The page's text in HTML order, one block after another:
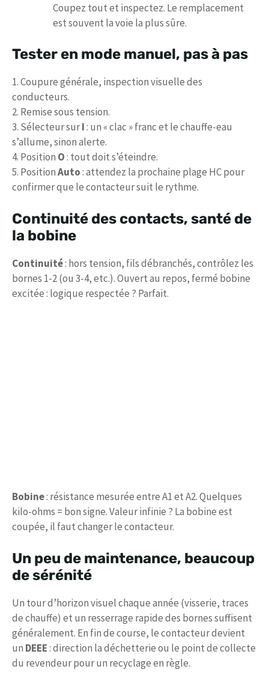
Coupez tout et inspectez. Le remplacement
est souvent la voie la plus sûre.
Tester en mode manuel, pas à pas
1. Coupure générale, inspection visuelle des
conducteurs.
2. Remise sous tension.
3. Sélecteur surI: un « clac » franc et le chauffe-eau
s’allume, sinon alerte.
4. Position O: tout doit s’éteindre.
5. PositionAuto: attendez la prochaine plage HC pour
confirmer que le contacteur suit le rythme.
Continuité des contacts, santé de
la bobine
Continuité: hors tension, fils débranchés, contrôlez les
bornes 1-2 (ou 3-4, etc.). Ouvert au repos, fermé bobine
excitée : logique respectée ? Parfait.
Bobine: résistance mesurée entre A1 et A2. Quelques
kilo-ohms = bon signe. Valeur infinie ? La bobine est
coupée, il faut changer le contacteur.
Un peu de maintenance, beaucoup
de sérénité
Un tour d’horizon visuel chaque année (visserie, traces
de chauffe) et un resserrage rapide des bornes suffisent
généralement. En fin de course, le contacteur devient
un DEEE: direction la déchetterie ou le point de collecte
du revendeur pour un recyclage en règle.